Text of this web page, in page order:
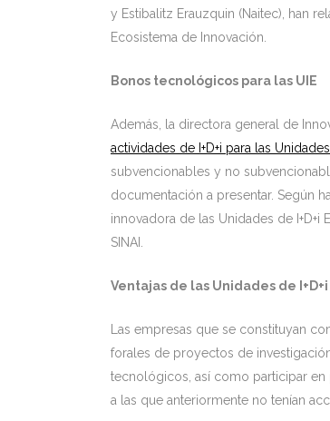
y Estibalitz Erauzquin (Naitec), han
Ecosistema de Innovación.
Bonos tecnológicos para las UIE
Además, la directora general de
actividades de I+D+i para las
subvencionables y no
documentación a presentar. Según
innovadora de las Unidades de
SINAI.
Ventajas de las Unidades de
Las empresas que se constituyan
forales de proyectos de
tecnológicos, así como participar en
a las que anteriormente no tenían